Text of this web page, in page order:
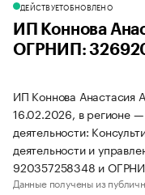
ДЕЙСТВУЕТОБНОВЛЕНО
ИП Коннова
ОГРНИП:
ИП Коннова Анастасия
16.02.2026, в регионе
деятельности:
деятельности и
920357258348 и
Данные получены из